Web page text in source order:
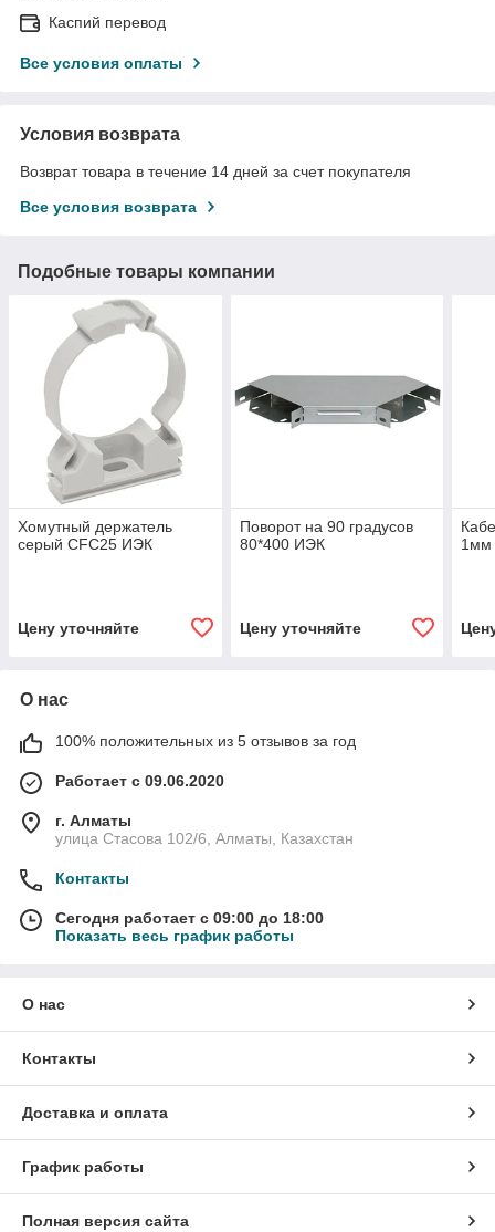
Каспий перевод
Все условия оплаты
Условия возврата
Возврат товара в течение 14 дней за счет покупателя
Все условия возврата
Подобные товары компании
Хомутный держатель
серый CFС25 ИЭК
Цену уточняйте
Поворот на 90 градусов
80*400 ИЭК
Цену уточняйте
1мм
О нас
100% положительных из 5 отзывов за год
Работает с 09.06.2020
г. Алматы
улица Стасова 102/6, Алматы, Казахстан
Контакты
Сегодня работает с 09:00 до 18:00
Показать весь график работы
О нас
Контакты
Доставка и оплата
График работы
Полная версия сайта